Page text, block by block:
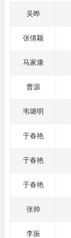
吴晔
张倩颖
马家康
曹源
韦璐明
于春艳
于春艳
于春艳
张帅
李振